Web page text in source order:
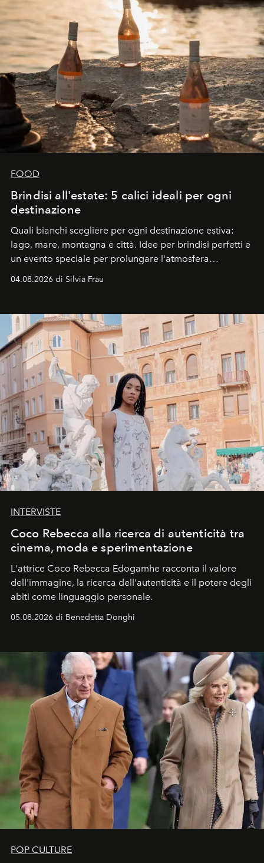
FOOD
Brindisi all'estate: 5 calici ideali per ogni
destinazione
Quali bianchi scegliere per ogni destinazione estiva:
lago, mare, montagna e città. Idee per brindisi perfetti e
un evento speciale per prolungare l'atmosfera
04.08.2026 di Silvia Frau
INTERVISTE
Coco Rebecca alla ricerca di autenticità tra
cinema, moda e sperimentazione
L'attrice Coco Rebecca Edogamhe racconta il valore
dell'immagine, la ricerca dell'autenticità e il potere degli
abiti come linguaggio personale.
05.08.2026 di Benedetta Donghi
POP CULTURE